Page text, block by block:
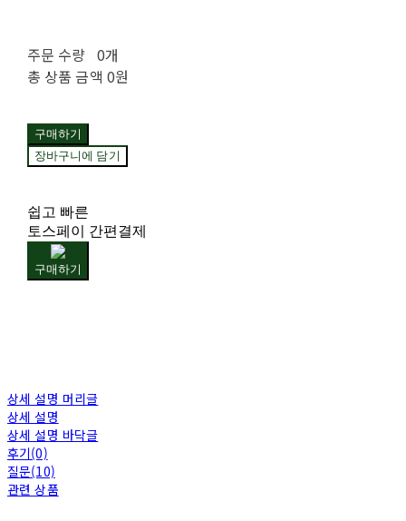
주문 수량 0개
총 상품 금액 0원
구매하기
장바구니에 담기
쉽고 빠른
토스페이 간편결제
구매하기
상세 설명 머리글
상세 설명
상세 설명 바닥글
후기(0)
질문(10)
관련 상품